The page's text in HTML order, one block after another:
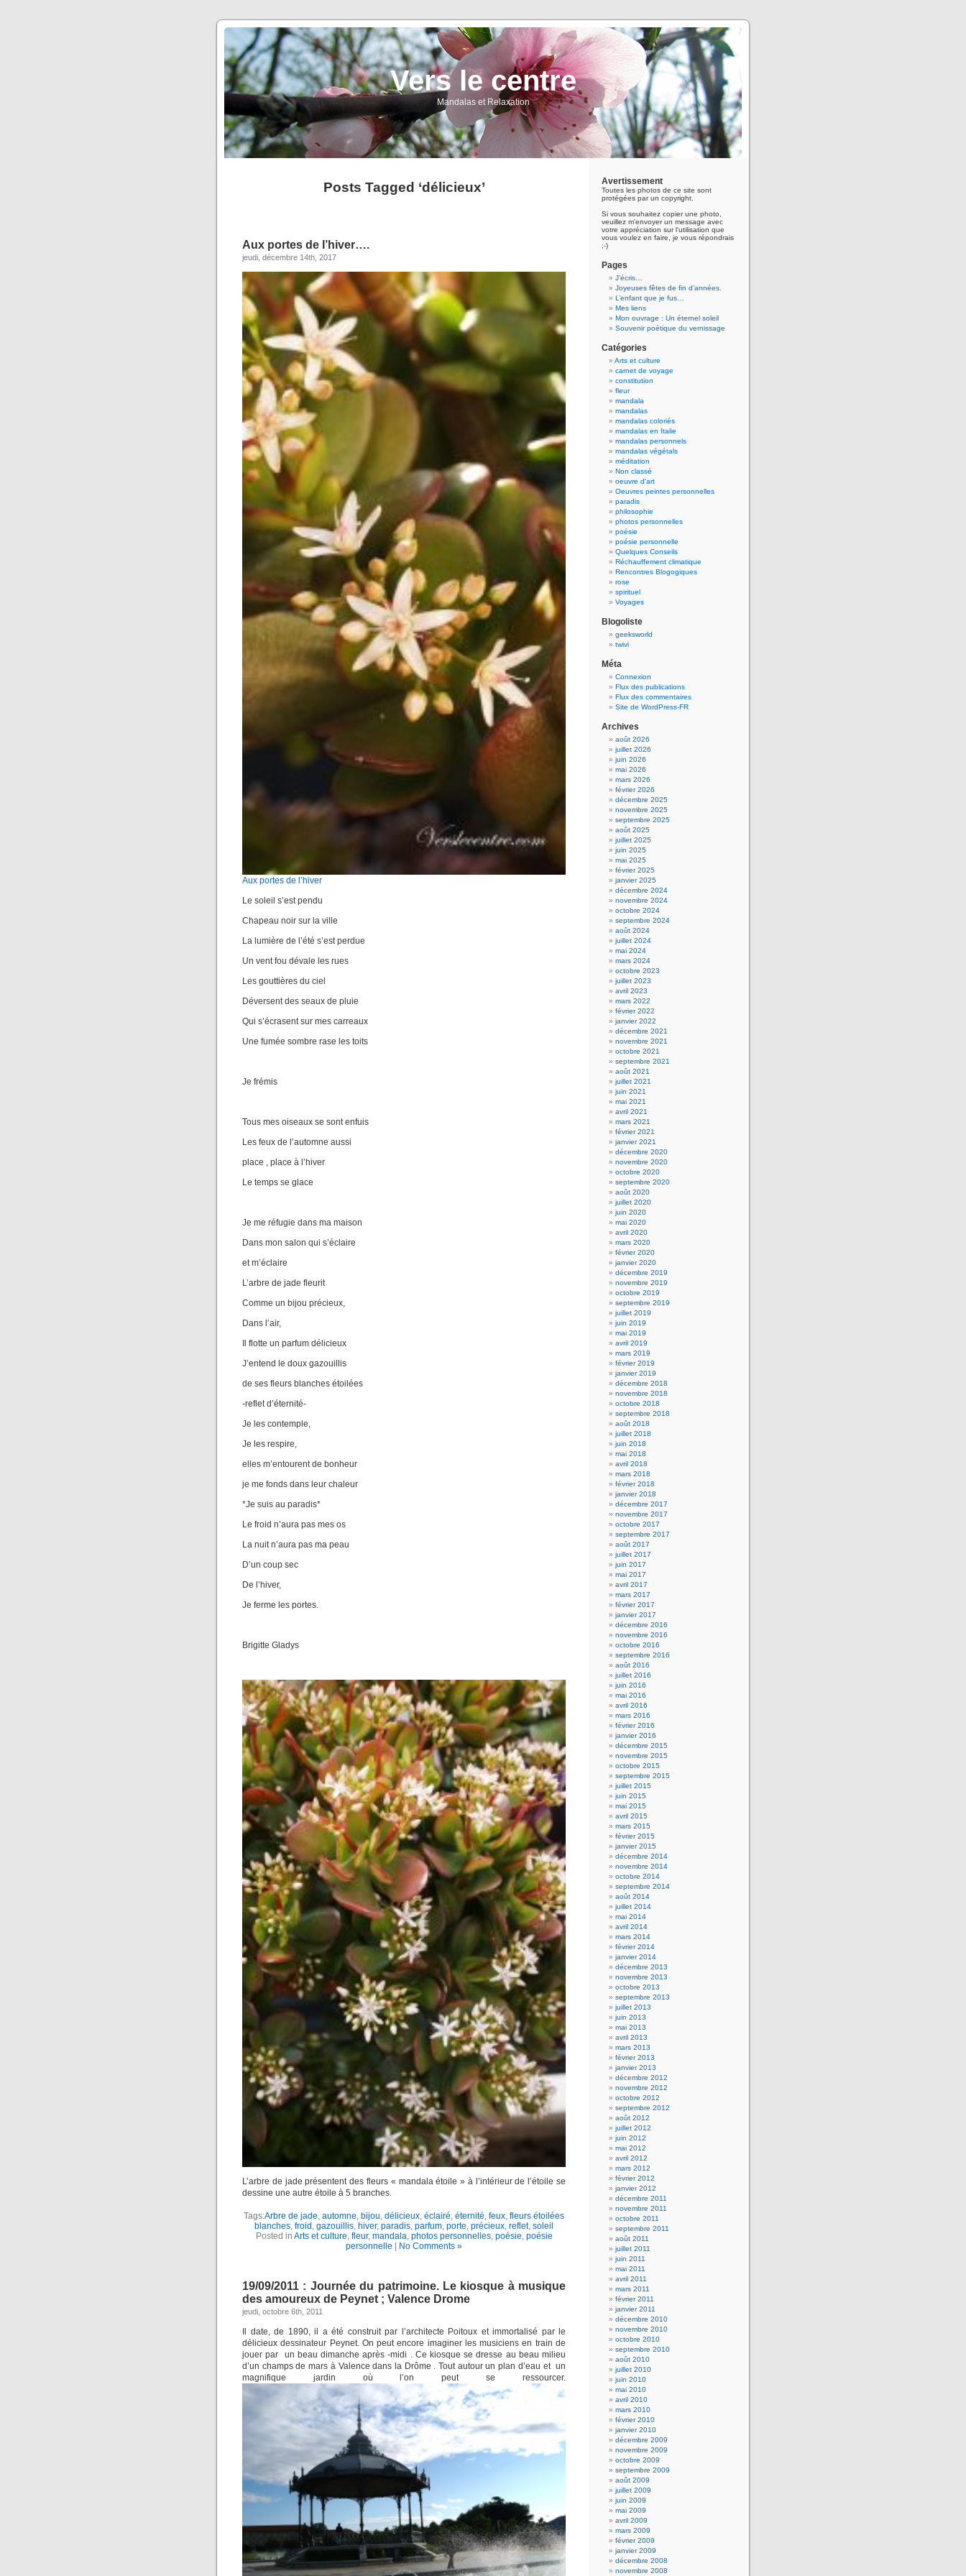
Vers le centre
Mandalas et Relaxation
Posts Tagged ‘délicieux’
Aux portes de l’hiver….
jeudi, décembre 14th, 2017
Aux portes de l’hiver
Le soleil s’est pendu
Chapeau noir sur la ville
La lumière de l’été s’est perdue
Un vent fou dévale les rues
Les gouttières du ciel
Déversent des seaux de pluie
Qui s’écrasent sur mes carreaux
Une fumée sombre rase les toits
Je frémis
Tous mes oiseaux se sont enfuis
Les feux de l’automne aussi
place , place à l’hiver
Le temps se glace
Je me réfugie dans ma maison
Dans mon salon qui s’éclaire
et m’éclaire
L’arbre de jade fleurit
Comme un bijou précieux,
Dans l’air,
Il flotte un parfum délicieux
J’entend le doux gazouillis
de ses fleurs blanches étoilées
-reflet d’éternité-
Je les contemple,
Je les respire,
elles m’entourent de bonheur
je me fonds dans leur chaleur
*Je suis au paradis*
Le froid n’aura pas mes os
La nuit n’aura pas ma peau
D’un coup sec
De l’hiver,
Je ferme les portes.
Brigitte Gladys
L’arbre de jade présentent des fleurs « mandala étoile » à l’intérieur de l’étoile se
dessine une autre étoile à 5 branches.
Tags:Arbre de jade, automne, bijou, délicieux, éclairé, éternité, feux, fleurs étoilées
blanches, froid, gazouillis, hiver, paradis, parfum, porte, précieux, reflet, soleil
Posted in Arts et culture, fleur, mandala, photos personnelles, poésie, poésie
personnelle | No Comments »
19/09/2011 : Journée du patrimoine. Le kiosque à musique
des amoureux de Peynet ; Valence Drome
jeudi, octobre 6th, 2011
Il date, de 1890, il a été construit par l’architecte Poitoux et immortalisé par le
délicieux dessinateur Peynet. On peut encore imaginer les musiciens en train de
jouer par un beau dimanche après -midi . Ce kiosque se dresse au beau milieu
d’un champs de mars à Valence dans la Drôme . Tout autour un plan d’eau et un
magnifique jardin où l’on peut se ressourcer.
Avertissement
Toutes les photos de ce site sont
protégées par un copyright.
Si vous souhaitez copier une photo,
veuillez m'envoyer un message avec
votre appréciation sur l'utilisation que
vous voulez en faire, je vous répondrais
;-)
Pages
J’écris…
Joyeuses fêtes de fin d’années.
L’enfant que je fus…
Mes liens
Mon ouvrage : Un éternel soleil
Souvenir poétique du vernissage
Catégories
Arts et culture
carnet de voyage
constitution
fleur
mandala
mandalas
mandalas coloriés
mandalas en Italie
mandalas personnels
mandalas végétals
méditation
Non classé
oeuvre d'art
Oeuvres peintes personnelles
paradis
philosophie
photos personnelles
poésie
poésie personnelle
Quelques Conseils
Réchauffement climatique
Rencontres Blogogiques
rose
spirituel
Voyages
Blogoliste
geeksworld
twivi
Méta
Connexion
Flux des publications
Flux des commentaires
Site de WordPress-FR
Archives
août 2026
juillet 2026
juin 2026
mai 2026
mars 2026
février 2026
décembre 2025
novembre 2025
septembre 2025
août 2025
juillet 2025
juin 2025
mai 2025
février 2025
janvier 2025
décembre 2024
novembre 2024
octobre 2024
septembre 2024
août 2024
juillet 2024
mai 2024
mars 2024
octobre 2023
juillet 2023
avril 2023
mars 2022
février 2022
janvier 2022
décembre 2021
novembre 2021
octobre 2021
septembre 2021
août 2021
juillet 2021
juin 2021
mai 2021
avril 2021
mars 2021
février 2021
janvier 2021
décembre 2020
novembre 2020
octobre 2020
septembre 2020
août 2020
juillet 2020
juin 2020
mai 2020
avril 2020
mars 2020
février 2020
janvier 2020
décembre 2019
novembre 2019
octobre 2019
septembre 2019
juillet 2019
juin 2019
mai 2019
avril 2019
mars 2019
février 2019
janvier 2019
décembre 2018
novembre 2018
octobre 2018
septembre 2018
août 2018
juillet 2018
juin 2018
mai 2018
avril 2018
mars 2018
février 2018
janvier 2018
décembre 2017
novembre 2017
octobre 2017
septembre 2017
août 2017
juillet 2017
juin 2017
mai 2017
avril 2017
mars 2017
février 2017
janvier 2017
décembre 2016
novembre 2016
octobre 2016
septembre 2016
août 2016
juillet 2016
juin 2016
mai 2016
avril 2016
mars 2016
février 2016
janvier 2016
décembre 2015
novembre 2015
octobre 2015
septembre 2015
juillet 2015
juin 2015
mai 2015
avril 2015
mars 2015
février 2015
janvier 2015
décembre 2014
novembre 2014
octobre 2014
septembre 2014
août 2014
juillet 2014
mai 2014
avril 2014
mars 2014
février 2014
janvier 2014
décembre 2013
novembre 2013
octobre 2013
septembre 2013
juillet 2013
juin 2013
mai 2013
avril 2013
mars 2013
février 2013
janvier 2013
décembre 2012
novembre 2012
octobre 2012
septembre 2012
août 2012
juillet 2012
juin 2012
mai 2012
avril 2012
mars 2012
février 2012
janvier 2012
décembre 2011
novembre 2011
octobre 2011
septembre 2011
août 2011
juillet 2011
juin 2011
mai 2011
avril 2011
mars 2011
février 2011
janvier 2011
décembre 2010
novembre 2010
octobre 2010
septembre 2010
août 2010
juillet 2010
juin 2010
mai 2010
avril 2010
mars 2010
février 2010
janvier 2010
décembre 2009
novembre 2009
octobre 2009
septembre 2009
août 2009
juillet 2009
juin 2009
mai 2009
avril 2009
mars 2009
février 2009
janvier 2009
décembre 2008
novembre 2008